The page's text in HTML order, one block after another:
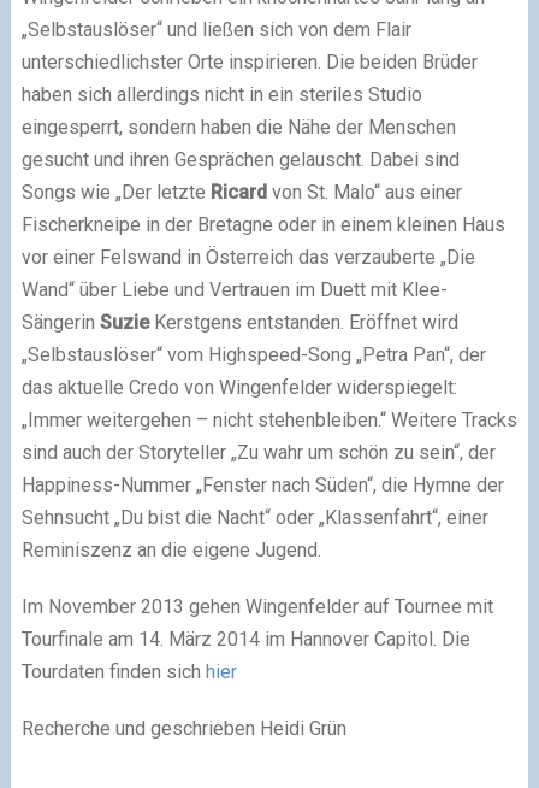
„Selbstauslöser“ und ließen sich von dem Flair
unterschiedlichster Orte inspirieren. Die beiden Brüder
haben sich allerdings nicht in ein steriles Studio
eingesperrt, sondern haben die Nähe der Menschen
gesucht und ihren Gesprächen gelauscht. Dabei sind
Songs wie „Der letzte Ricardvon St. Malo“ aus einer
Fischerkneipe in der Bretagne oder in einem kleinen Haus
vor einer Felswand in Österreich das verzauberte „Die
Wand“ über Liebe und Vertrauen im Duett mit Klee-
Sängerin SuzieKerstgens entstanden. Eröffnet wird
„Selbstauslöser“ vom Highspeed-Song „Petra Pan“, der
das aktuelle Credo von Wingenfelder widerspiegelt:
„Immer weitergehen – nicht stehenbleiben.“ Weitere Tracks
sind auch der Storyteller „Zu wahr um schön zu sein“, der
Happiness-Nummer „Fenster nach Süden“, die Hymne der
Sehnsucht „Du bist die Nacht“ oder „Klassenfahrt“, einer
Reminiszenz an die eigene Jugend.
Im November 2013 gehen Wingenfelder auf Tournee mit
Tourfinale am 14. März 2014 im Hannover Capitol. Die
Tourdaten finden sich hier
Recherche und geschrieben Heidi Grün